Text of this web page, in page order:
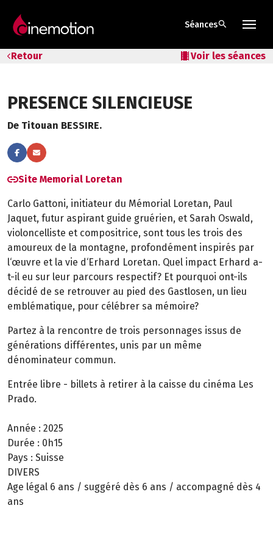
Séancessearch
Retour local_movies Voir les séances
PRESENCE SILENCIEUSE
De Titouan BESSIRE.
Site Memorial Loretan
Carlo Gattoni, initiateur du Mémorial Loretan, Paul
Jaquet, futur aspirant guide gruérien, et Sarah Oswald,
violoncelliste et compositrice, sont tous les trois des
amoureux de la montagne, profondément inspirés par
l‘œuvre et la vie d‘Erhard Loretan. Quel impact Erhard a-
t-il eu sur leur parcours respectif? Et pourquoi ont-ils
décidé de se retrouver au pied des Gastlosen, un lieu
emblématique, pour célébrer sa mémoire?
Partez à la rencontre de trois personnages issus de
générations différentes, unis par un même
dénominateur commun.
Entrée libre - billets à retirer à la caisse du cinéma Les
Prado.
Année : 2025
Durée : 0h15
Pays : Suisse
DIVERS
Age légal 6 ans / suggéré dès 6 ans / accompagné dès 4
ans
Bons cadeaux